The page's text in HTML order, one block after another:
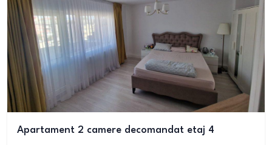
Apartament 2 camere decomandat etaj 4